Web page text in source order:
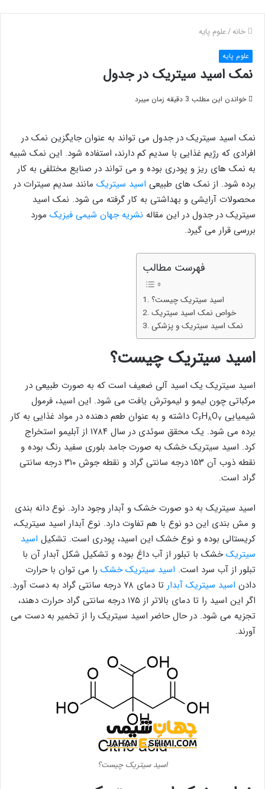
خانه/علوم پایه
علوم پایه
نمک اسید سیتریک در جدول
خواندن این مطلب 3 دقیقه زمان میبرد
نمک اسید سیتریک در جدول می تواند به عنوان جایگزین نمک در
افرادی که رژیم غذایی با سدیم کم دارند، استفاده شود. این نمک شبیه
به نمک های ریز و پودری بوده و می تواند در صنایع مختلفی به کار
برده شود. از نمک های طبیعی اسید سیتریک مانند سدیم سیترات در
محصولات آرایشی و بهداشتی به کار گرفته می شود. نمک اسید
سیتریک در جدول در این مقاله نشریه جهان شیمی فیزیک مورد
بررسی قرار می گیرد.
فهرست مطالب
اسید سیتریک چیست؟
خواص نمک اسید سیتریک
نمک اسید سیتریک و پزشکی
اسید سیتریک چیست؟
اسید سیتریک یک اسید آلی ضعیف است که به صورت طبیعی در
مرکباتی چون لیمو و لیموترش یافت می شود. این اسید، فرمول
شیمیایی C
۶H۸O۷
داشته و به عنوان طعم دهنده در مواد غذایی به کار
برده می شود. یک محقق سوئدی در سال ۱۷۸۴ از آبلیمو استخراج
کرد. اسید سیتریک خشک به صورت جامد بلوری سفید رنگ بوده و
نقطه ذوب آن ۱۵۳ درجه سانتی گراد و نقطه جوش ۳۱۰ درجه سانتی
گراد است.
اسید سیتریک به دو صورت خشک و آبدار وجود دارد. نوع دانه بندی
و مش بندی این دو نوع با هم تفاوت دارد. نوع آبدار اسید سیتریک،
کریستالی بوده و نوع خشک این اسید، پودری است. تشکیل اسید
سیتریکخشک با تبلور از آب داغ بوده و تشکیل شکل آبدار آن با
تبلور از آب سرد است. اسید سیتریک خشک را می توان با حرارت
دادن اسید سیتریک آبدار
تا دمای ۷۸ درجه سانتی گراد به دست آورد.
اگر این اسید را تا دمای بالاتر از ۱۷۵ درجه سانتی گراد حرارت دهند،
تجزیه می شود. در حال حاضر اسید سیتریک را از تخمیر به دست می
آورند.
اسید سیتریک چیست؟